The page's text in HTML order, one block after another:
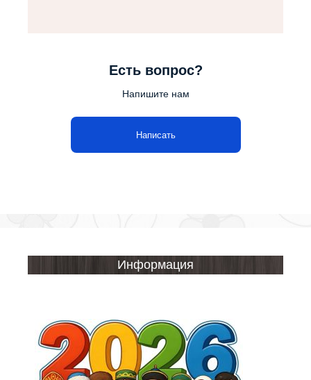
Есть вопрос?
Напишите нам
Написать
Информация